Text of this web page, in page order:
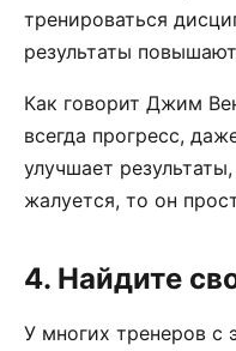
тренироваться
результаты
Как говорит Джим
всегда прогресс,
улучшает
жалуется, то он
4. Найдите
У многих тренеров с